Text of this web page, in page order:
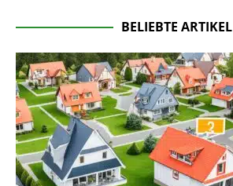
BELIEBTE ARTIKEL